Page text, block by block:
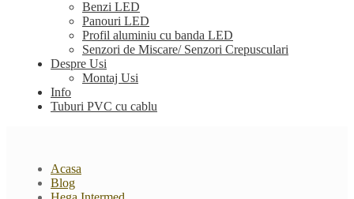
Benzi LED
Panouri LED
Profil aluminiu cu banda LED
Senzori de Miscare/ Senzori Crepusculari
Despre Usi
Montaj Usi
Info
Tuburi PVC cu cablu
Acasa
Blog